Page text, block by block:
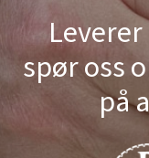
spør oss
på